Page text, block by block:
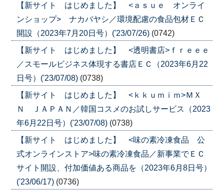
【新サイト はじめました】 <ａｓｕｅ オンライ
ンショップ> ナカバヤシ／環境配慮の食品包材ＥＣ
開設（2023年7月20日号）('23/07/26) (0742)
【新サイト はじめました】 <透明書店>ｆｒｅｅｅ
／スモールビジネス体現する書店ＥＣ（2023年6月22
日号）('23/07/08) (0738)
【新サイト はじめました】 <ｋｋｕｍｉｍ>ＭＸ
Ｎ ＪＡＰＡＮ／韓国コスメのお試しサービス（2023
年6月22日号）('23/07/08) (0738)
【新サイト はじめました】 <味の素冷凍食品 公
式オンラインストア>味の素冷凍食品／新事業でＥＣ
サイト開設、付加価値ある商品を（2023年6月8日号）
('23/06/17) (0736)